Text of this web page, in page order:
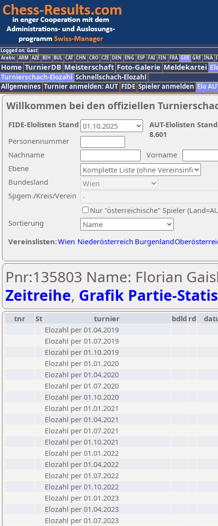
Logged on: Gast
Arabic ARM AZE BIH BUL CAT CHN CRO CZE DEN ENG ESP FAI FIN FRA GER GRE INA
Home TurnierDB Meisterschaft Foto-Galerie Meldekartei
Turnierschach-Elozahl Schnellschach-Elozahl
Allgemeines Turnier anmelden: AUT FIDE Spieler anmelden Elo
Willkommen bei den offiziellen
Nachname
Vorname
Ebene
Sortierung
Personennummer
Bundesland
Spgem./Kreis/Verein
Nur "österreichische" Spieler
Vereinslisten:Wien Niederösterreich Burgenland
AUT-Elolisten
8.601
FIDE-Elolisten Stand
Pnr:135803 Name: Florian
Zeitreihe, Grafik Partie-
tnr St turnier bdld rd
Elozahl per 01.04.2019
Elozahl per 01.07.2019
Elozahl per 01.10.2019
Elozahl per 01.01.2020
Elozahl per 01.04.2020
Elozahl per 01.07.2020
Elozahl per 01.10.2020
Elozahl per 01.01.2021
Elozahl per 01.04.2021
Elozahl per 01.07.2021
Elozahl per 01.10.2021
Elozahl per 01.01.2022
Elozahl per 01.04.2022
Elozahl per 01.07.2022
Elozahl per 01.10.2022
Elozahl per 01.01.2023
Elozahl per 01.04.2023
Elozahl per 01.07.2023